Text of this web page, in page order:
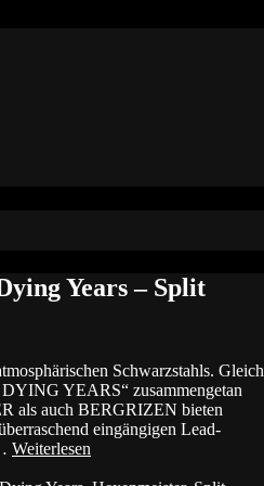
Years – Split
Schwarzstahls. Gleich
YEARS“ zusammengetan
als auch BERGRIZEN bieten
eingängigen Lead-
Weiterlesen